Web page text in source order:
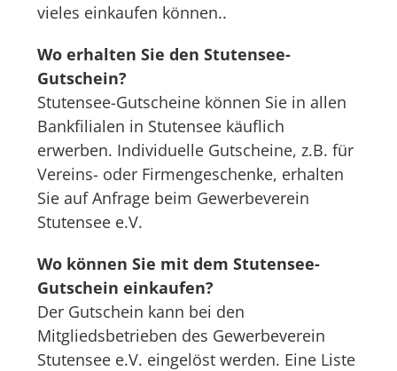
vieles einkaufen können..
Wo erhalten Sie den Stutensee-
Gutschein?
Stutensee-Gutscheine können Sie in allen
Bankfilialen in Stutensee käuflich
erwerben. Individuelle Gutscheine, z.B. für
Vereins- oder Firmengeschenke, erhalten
Sie auf Anfrage beim Gewerbeverein
Stutensee e.V.
Wo können Sie mit dem Stutensee-
Gutschein einkaufen?
Der Gutschein kann bei den
Mitgliedsbetrieben des Gewerbeverein
Stutensee e.V. eingelöst werden. Eine Liste